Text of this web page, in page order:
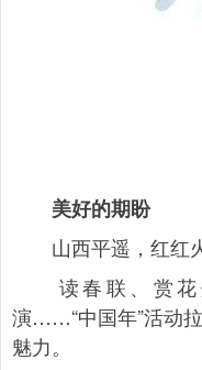
美好的期盼
山西平遥，红红火
读春联、赏花
演……“中国年”活动
魅力。